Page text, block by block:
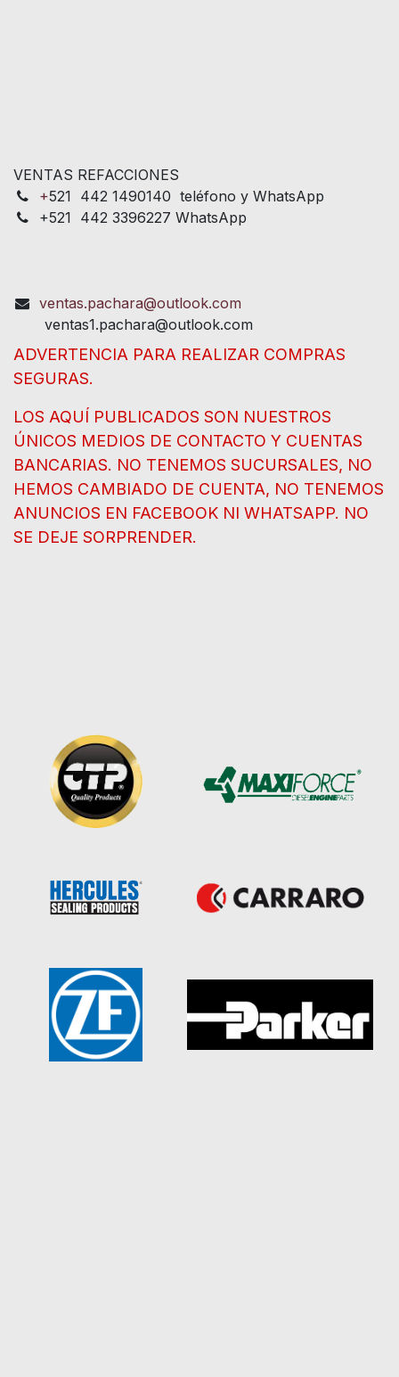
VENTAS REFACCIONES
+521 442 1490140 teléfono y WhatsApp
+521 442 3396227 WhatsApp
ventas.pachara@outlook.com
ventas1.pachara@outlook.com
ADVERTENCIA PARA REALIZAR COMPRAS
SEGURAS.
LOS AQUÍ PUBLICADOS SON NUESTROS
ÚNICOS MEDIOS DE CONTACTO Y CUENTAS
BANCARIAS. NO TENEMOS SUCURSALES, NO
HEMOS CAMBIADO DE CUENTA, NO TENEMOS
ANUNCIOS EN FACEBOOK NI WHATSAPP. NO
SE DEJE SORPRENDER.